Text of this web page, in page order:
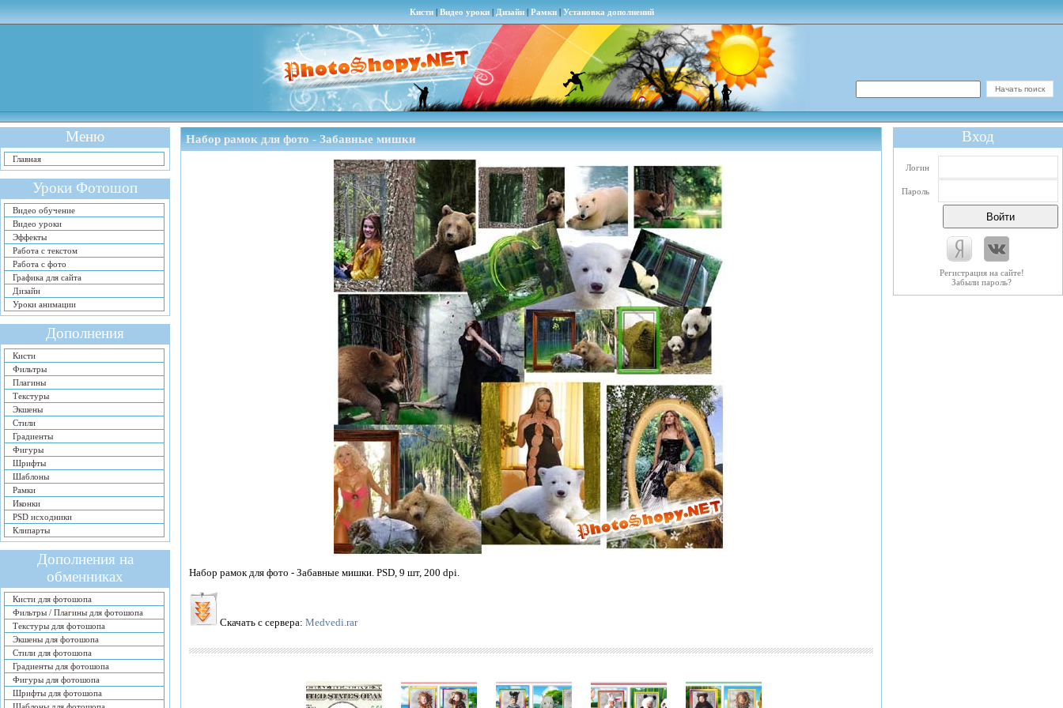
Кисти| Видео уроки| Дизайн| Рамки| Установка дополнений
Меню
Главная
Уроки Фотошоп
Видео обучение
Видео уроки
Эффекты
Работа с текстом
Работа с фото
Графика для сайта
Дизайн
Уроки анимации
Дополнения
Кисти
Фильтры
Плагины
Текстуры
Экшены
Стили
Градиенты
Фигуры
Шрифты
Шаблоны
Рамки
Иконки
PSD исходники
Клипарты
Дополнения на
обменниках
Кисти для фотошопа
Фильтры / Плагины для фотошопа
Текстуры для фотошопа
Экшены для фотошопа
Стили для фотошопа
Градиенты для фотошопа
Фигуры для фотошопа
Шрифты для фотошопа
Вход
Логин
Пароль
Регистрация на сайте!
Забыли пароль?
Набор рамок для фото - Забавные мишки
Набор рамок для фото - Забавные мишки. PSD, 9 шт, 200 dpi.
Скачать с сервера:Medvedi.rar